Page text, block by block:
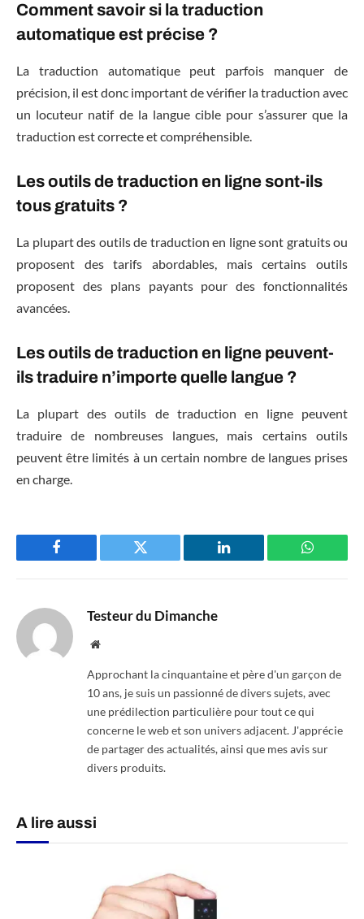
Comment savoir si la traduction
automatique est précise ?
La traduction automatique peut parfois manquer de
précision, il est donc important de vérifier la traduction avec
un locuteur natif de la langue cible pour s’assurer que la
traduction est correcte et compréhensible.
Les outils de traduction en ligne sont-ils
tous gratuits ?
La plupart des outils de traduction en ligne sont gratuits ou
proposent des tarifs abordables, mais certains outils
proposent des plans payants pour des fonctionnalités
avancées.
Les outils de traduction en ligne peuvent-
ils traduire n’importe quelle langue ?
La plupart des outils de traduction en ligne peuvent
traduire de nombreuses langues, mais certains outils
peuvent être limités à un certain nombre de langues prises
en charge.
Facebook Twitter LinkedIn
Testeur du Dimanche
Website
Approchant la cinquantaine et père d'un garçon de
10 ans, je suis un passionné de divers sujets, avec
une prédilection particulière pour tout ce qui
concerne le web et son univers adjacent. J'apprécie
de partager des actualités, ainsi que mes avis sur
divers produits.
A lire aussi